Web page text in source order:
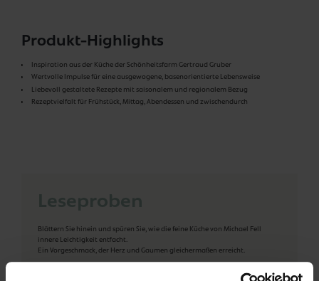
Produkt-Highlights
Inspiration aus der Küche der Schönheitsfarm Gertraud Gruber
Wertvolle Impulse für eine ausgewogene, basenorientierte Lebensweise
Liebevoll gestaltete Rezepte mit saisonalem und regionalem Bezug
Rezeptvielfalt für Frühstück, Mittag, Abendessen und zwischendurch
Leseproben
Blättern Sie hinein und spüren Sie, wie die feine Küche von Michael Fell
innere Leichtigkeit entfacht.
Ein Vorgeschmack, der Herz und Gaumen gleichermaßen erreicht.